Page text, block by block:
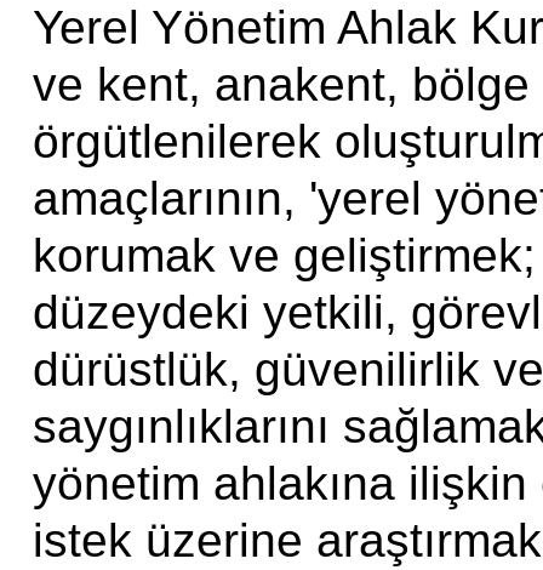
Yerel Yönetim Ahlak
ve kent, anakent,
örgütlenilerek
amaçlarının, 'yerel
korumak ve
düzeydeki yetkili,
dürüstlük, güvenilirlik
saygınlıklarını
yönetim ahlakına
istek üzerine